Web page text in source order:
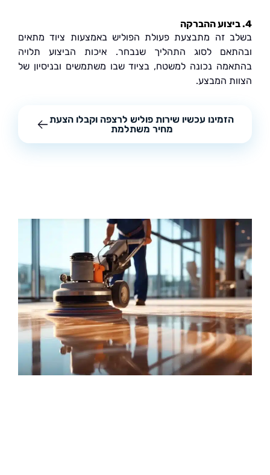
זה מתבצעת פעולת הפוליש באמצעות ציוד מתאים
לסוג התהליך שנבחר. איכות הביצוע תלויה
נכונה למשטח, בציוד שבו משתמשים ובניסיון של
המבצע.
הזמינו עכשיו שירות פוליש לרצפה וקבלו הצעת
מחיר משתלמת